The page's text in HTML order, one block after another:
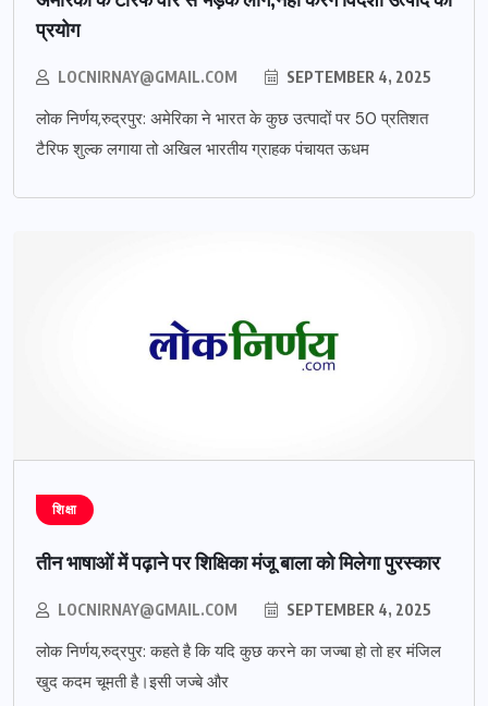
प्रयोग
LOCNIRNAY@GMAIL.COM SEPTEMBER 4, 2025
लोक निर्णय,रुद्रपुर: अमेरिका ने भारत के कुछ उत्पादों पर 50 प्रतिशत
टैरिफ शुल्क लगाया तो अखिल भारतीय ग्राहक पंचायत ऊधम
शिक्षा
तीन भाषाओं में पढ़ाने पर शिक्षिका मंजू बाला को मिलेगा पुरस्कार
LOCNIRNAY@GMAIL.COM SEPTEMBER 4, 2025
लोक निर्णय,रुद्रपुर: कहते है कि यदि कुछ करने का जज्बा हो तो हर मंजिल
खुद कदम चूमती है।इसी जज्बे और